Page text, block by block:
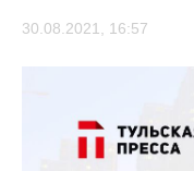
30.08.2021, 16:57